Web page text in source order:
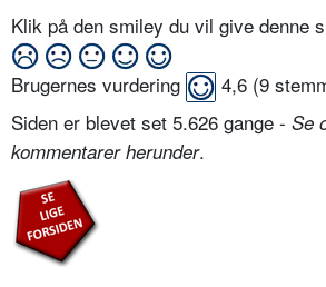
Klik på den smiley du vil give denne
Brugernes vurdering 4,6 (9
Siden er blevet set 5.626 gange - Se
kommentarer herunder.